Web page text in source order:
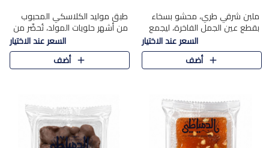
ملبن شرقي طري، محشو بسخاء
بقطع عين الجمل الفاخرة، ليجمع
بين القوام الناعم وقرمشة الجوز
في مذاق شرقي أصيل.
السعر عند الاختيار
أضف
طبق موليد الكلاسكي المحبوب
من أشهر حلويات المولد، تُحضّر من
فول سوداني محمص بعناية
ومغلف بطبقة رقيقة من السكر
المكرمل، لتمنحك قرمشة أصيلة
السعر عند الاختيار
أضف